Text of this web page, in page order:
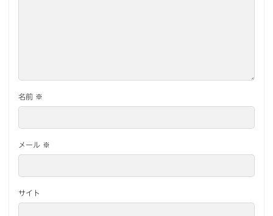
名前 ※
メール ※
サイト